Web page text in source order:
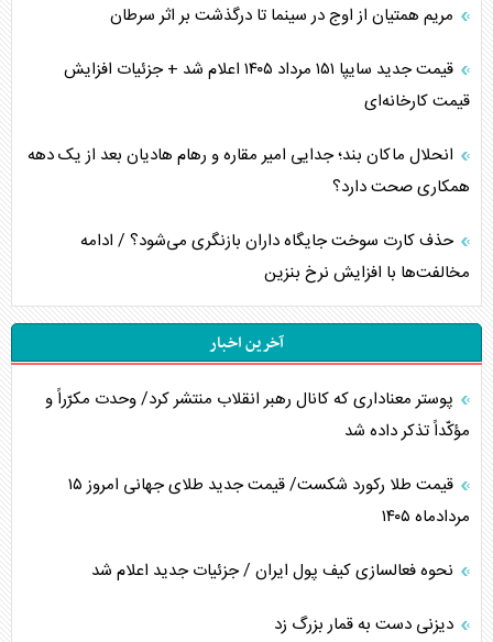
مریم همتیان از اوج در سینما تا درگذشت بر اثر سرطان
قیمت جدید سایپا ۱۵۱ مرداد ۱۴۰۵ اعلام شد + جزئیات افزایش
قیمت کارخانه‌ای
انحلال ماکان بند؛ جدایی امیر مقاره و رهام هادیان بعد از یک دهه
همکاری صحت دارد؟
حذف کارت سوخت جایگاه داران بازنگری می‌شود؟ / ادامه
مخالفت‌ها با افزایش نرخ بنزین
آخرین اخبار
پوستر معناداری که کانال رهبر انقلاب منتشر کرد/ وحدت مکرّراً و
مؤکّداً تذکر داده شد
قیمت طلا رکورد شکست/ قیمت جدید طلای جهانی امروز ۱۵
مردادماه ۱۴۰۵
نحوه فعالسازی کیف پول ایران / جزئیات جدید اعلام شد
دیزنی دست به قمار بزرگ زد